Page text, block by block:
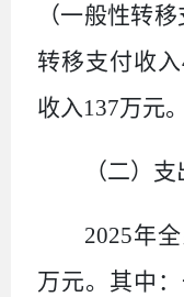
（一般性转
转移支付收入
收入137万元。
（二）
2025年
万元。其中